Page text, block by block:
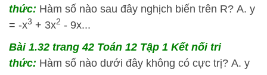
thức: Hàm số nào sau đây nghịch biến trên R? A. y
= -x3 + 3x2 - 9x...
Bài 1.32 trang 42 Toán 12 Tập 1 Kết nối tri
thức: Hàm số nào dưới đây không có cực trị? A. y